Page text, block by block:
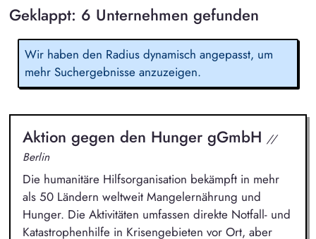
Geklappt: 6 Unternehmen gefunden
Wir haben den Radius dynamisch angepasst, um
mehr Suchergebnisse anzuzeigen.
Aktion gegen den Hunger gGmbH //
Berlin
Die humanitäre Hilfsorganisation bekämpft in mehr
als 50 Ländern weltweit Mangelernährung und
Hunger. Die Aktivitäten umfassen direkte Notfall- und
Katastrophenhilfe in Krisengebieten vor Ort, aber